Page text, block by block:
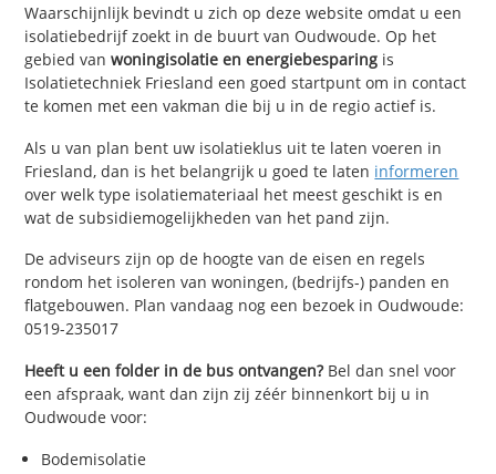
Waarschijnlijk bevindt u zich op deze website omdat u een
isolatiebedrijf zoekt in de buurt van Oudwoude. Op het
gebied vanwoningisolatie en energiebesparing is
Isolatietechniek Friesland een goed startpunt om in contact
te komen met een vakman die bij u in de regio actief is.
Als u van plan bent uw isolatieklus uit te laten voeren in
Friesland, dan is het belangrijk u goed te laten informeren
over welk type isolatiemateriaal het meest geschikt is en
wat de subsidiemogelijkheden van het pand zijn.
De adviseurs zijn op de hoogte van de eisen en regels
rondom het isoleren van woningen, (bedrijfs-) panden en
flatgebouwen. Plan vandaag nog een bezoek in Oudwoude:
0519-235017
Heeft u een folder in de bus ontvangen?Bel dan snel voor
een afspraak, want dan zijn zij zéér binnenkort bij u in
Oudwoude voor:
Bodemisolatie